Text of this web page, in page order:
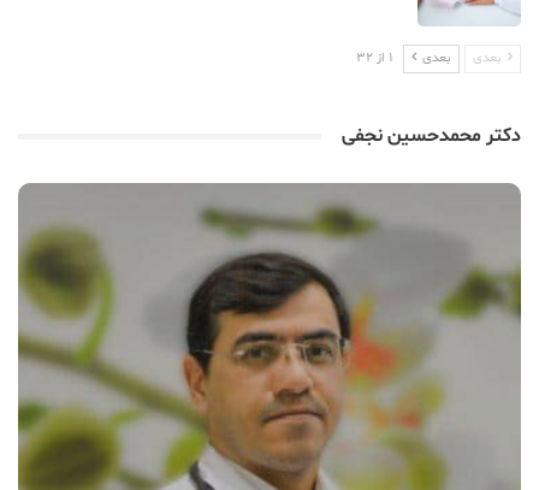
بعدی بعدی 1 از 32
دکتر محمدحسین نجفی